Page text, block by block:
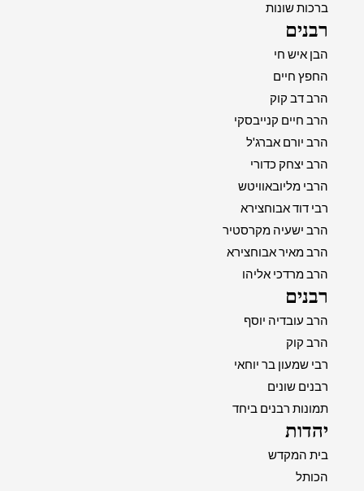
ברכות שונות
רבנים
הבן איש חי
החפץ חיים
הרב דב קוק
הרב חיים קנייבסקי
הרב יורם אברג'ל
הרב יצחק כדורי
הרבי מליובאוויטש
רבי דוד אבוחצירא
הרב ישעיה מקרסטיר
הרב מאיר אבוחצירא
הרב מרדכי אליהו
רבנים
הרב עובדיה יוסף
הרב קוק
רבי שמעון בר יוחאי
רבנים שונים
תמונות רבנים ביחד
יהדות
בית המקדש
הכותל